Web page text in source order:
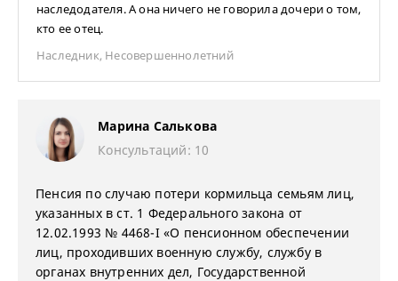
наследодателя. А она ничего не говорила дочери о том,
кто ее отец.
Наследник, Несовершеннолетний
Марина Салькова
Консультаций: 10
Пенсия по случаю потери кормильца семьям лиц,
указанных в ст. 1 Федерального закона от
12.02.1993 № 4468-I «О пенсионном обеспечении
лиц, проходивших военную службу, службу в
органах внутренних дел, Государственной